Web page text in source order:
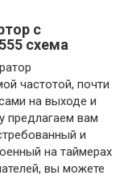
с
схема
частотой, почти
на выходе и
предлагаем вам
и
на таймерах
вы можете